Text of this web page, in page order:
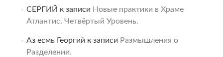
СЕРГИЙ к записи Новые практики в Храме
Атлантис. Четвёртый Уровень.
Аз есмь Георгий к записи Размышления о
Разделении.